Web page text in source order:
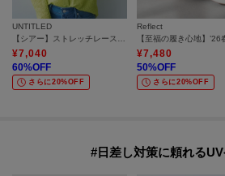
UNTITLED
【シアー】ストレッチレースカーディガン
¥7,040
60%OFF
さらに20%OFF
Reflect
¥7,480
50%OFF
さらに20%OFF
#日差し対策に頼れる